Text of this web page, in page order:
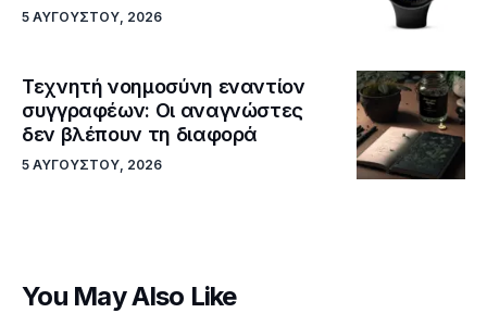
5 ΑΥΓΟΎΣΤΟΥ, 2026
Τεχνητή νοημοσύνη εναντίον
συγγραφέων: Οι αναγνώστες
δεν βλέπουν τη διαφορά
5 ΑΥΓΟΎΣΤΟΥ, 2026
You May Also Like